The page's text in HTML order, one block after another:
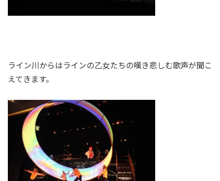
ライン川からはラインの乙女たちの嘆き悲しむ歌声が聞こ
えてきます。